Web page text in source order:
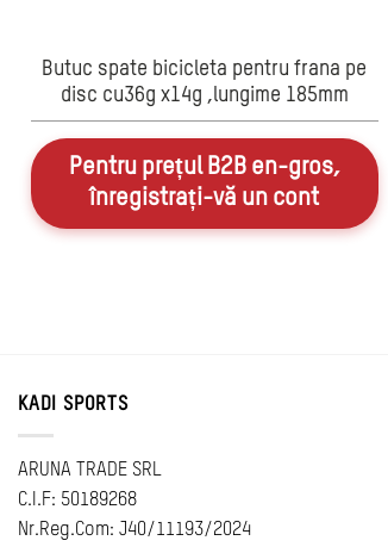
Butuc spate bicicleta pentru frana pe
disc cu36g x14g ,lungime 185mm
Pentru prețul B2B en-gros,
înregistrați-vă un cont
KADI SPORTS
ARUNA TRADE SRL
C.I.F: 50189268
Nr.Reg.Com: J40/11193/2024